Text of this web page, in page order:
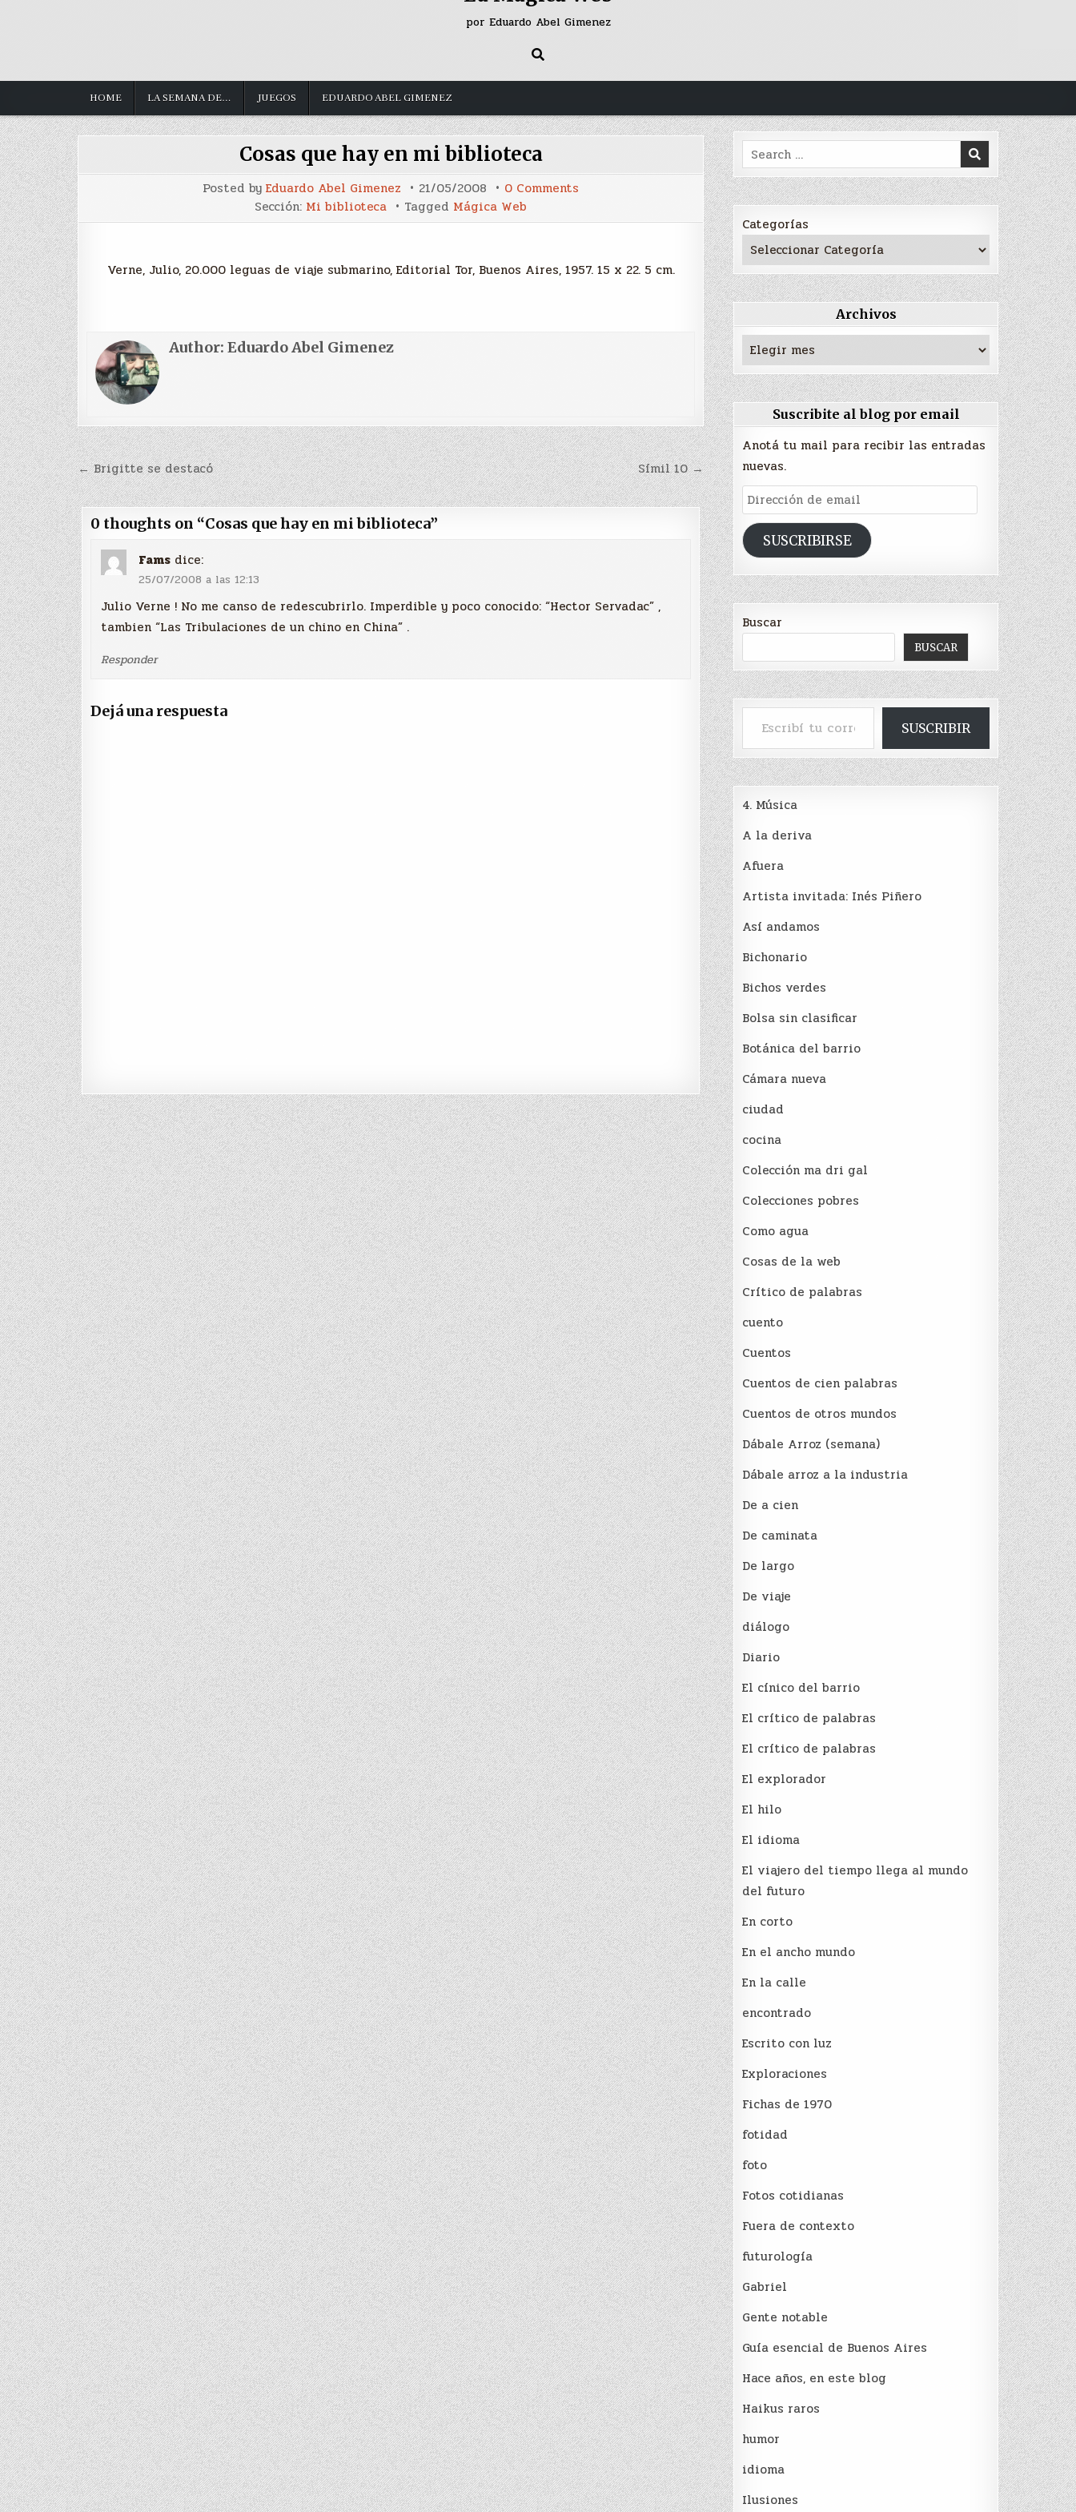
por Eduardo Abel Gimenez
HOME LA SEMANA DE… JUEGOS EDUARDO ABEL GIMENEZ
Cosas que hay en mi biblioteca
Posted by Eduardo Abel Gimenez 21/05/2008 0 Comments
hay
Sección: Mi biblioteca Tagged Mágica Web
Verne, Julio, 20.000 leguas de viaje submarino, Editorial Tor, Buenos Aires, 1957. 15 x 22. 5 cm.
Author: Eduardo Abel Gimenez
Navegación
de
entradas
Símil 10 →
← Brigitte se destacó
0 thoughts on “Cosas que hay en mi biblioteca”
Fams dice:
25/07/2008 a las 12:13
Julio Verne ! No me canso de redescubrirlo. Imperdible y poco conocido: “Hector Servadac” ,
tambien “Las Tribulaciones de un chino en China” .
Responder
Dejá una respuesta
Search
for:
Categorías
Archivos
Archivos
Suscribite al blog por email
Anotá tu mail para recibir las entradas
nuevas.
Dirección
de
emailSUSCRIBIRSE
Buscar
BUSCAR
Escribí tu correo electrónico…
SUSCRIBIR
4. Música
A la deriva
Afuera
Artista invitada: Inés Piñero
Así andamos
Bichonario
Bichos verdes
Bolsa sin clasificar
Botánica del barrio
Cámara nueva
ciudad
cocina
Colección ma dri gal
Colecciones pobres
Como agua
Cosas de la web
Crítico de palabras
cuento
Cuentos
Cuentos de cien palabras
Cuentos de otros mundos
Dábale Arroz (semana)
Dábale arroz a la industria
De a cien
De caminata
De largo
De viaje
diálogo
Diario
El cínico del barrio
El crí­tico de palabras
El crí­tico de palabras
El explorador
El hilo
El idioma
El viajero del tiempo llega al mundo
del futuro
En corto
En el ancho mundo
En la calle
encontrado
Escrito con luz
Exploraciones
Fichas de 1970
fotidad
foto
Fotos cotidianas
Fuera de contexto
futurología
Gabriel
Gente notable
Guía esencial de Buenos Aires
Hace años, en este blog
Haikus raros
humor
idioma
Ilusiones